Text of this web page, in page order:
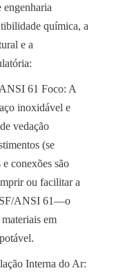
engenharia
química, a
e a
61 Foco: A
inoxidável e
vedação
(se
conexões são
ou facilitar a
ANSI 61—o
em
Interna do Ar: